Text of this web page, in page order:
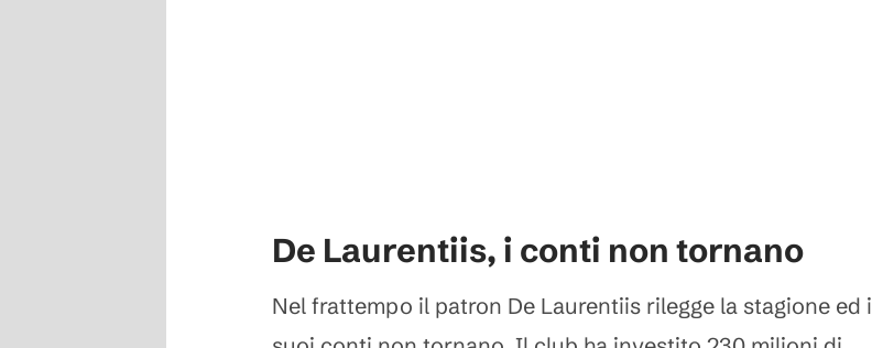
De Laurentiis, i conti non tornano
Nel frattempo il patron De Laurentiis rilegge la stagione ed i